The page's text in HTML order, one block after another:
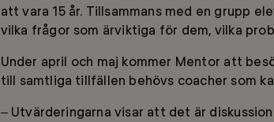
att vara 15 år. Tillsammans med en grupp
vilka frågor som ärviktiga för dem, vilka
Under april och maj kommer Mentor att
till samtliga tillfällen behövs coacher som
– Utvärderingarna visar att det är